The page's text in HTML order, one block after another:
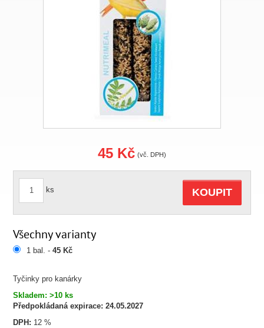
Tyčinky pro kanárky
Skladem: >10 ks
Předpokládaná expirace: 24.05.2027
DPH: 12 %
45 Kč (vč. DPH)
ks KOUPIT
Všechny varianty
1 bal. -45 Kč